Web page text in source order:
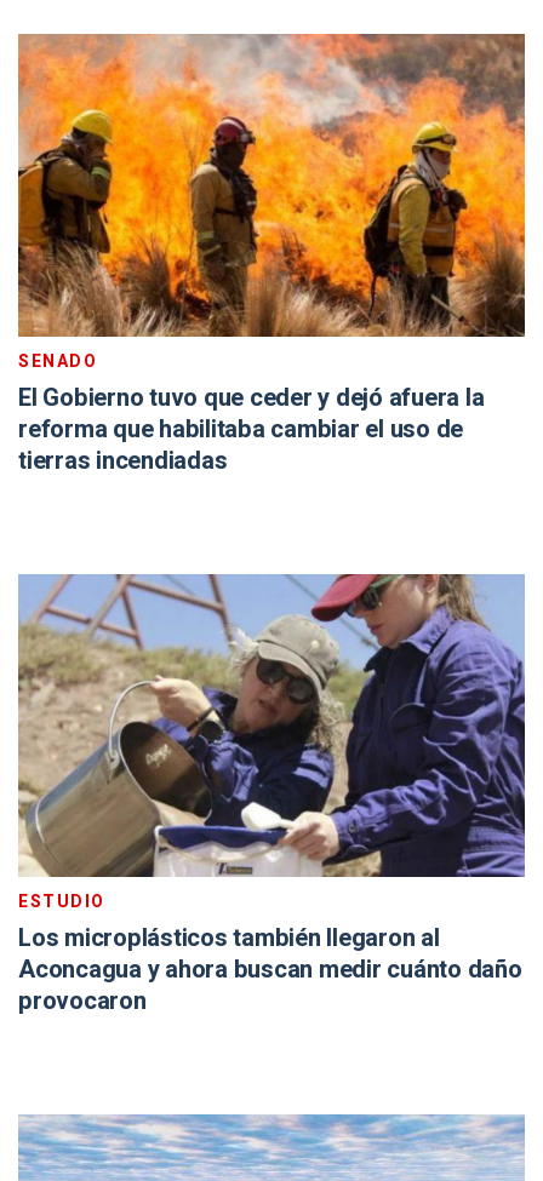
SENADO
El Gobierno tuvo que ceder y dejó afuera la
reforma que habilitaba cambiar el uso de
tierras incendiadas
ESTUDIO
Los microplásticos también llegaron al
Aconcagua y ahora buscan medir cuánto daño
provocaron